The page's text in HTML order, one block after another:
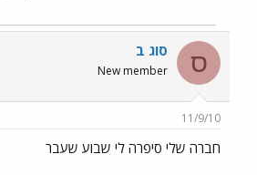
ס סוג ב
New member
11/9/10
חברה שלי סיפרה לי שבוע שעבר